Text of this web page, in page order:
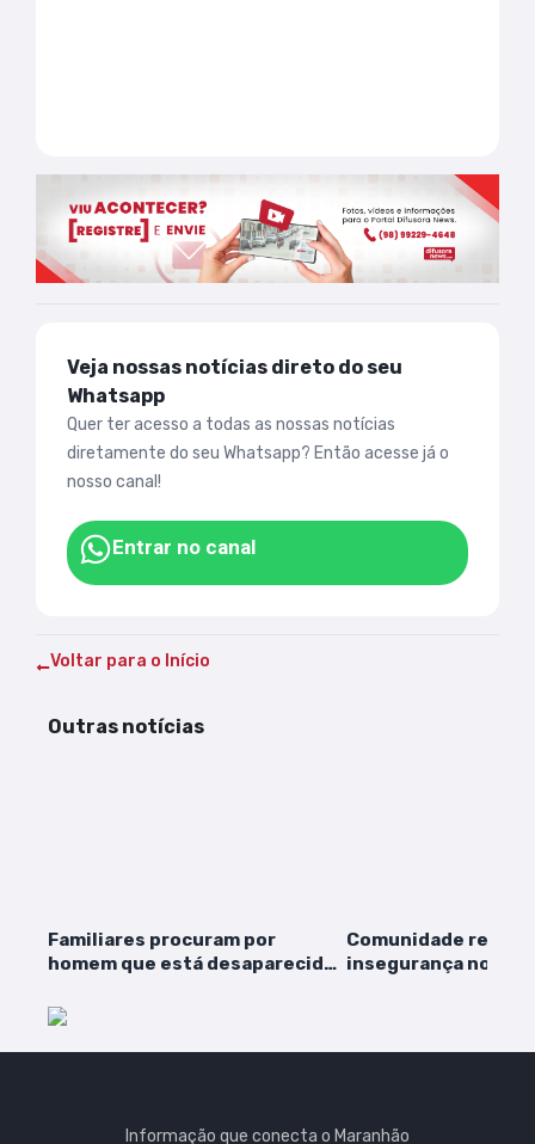
Veja nossas notícias direto do seu
Whatsapp
Quer ter acesso a todas as nossas notícias
diretamente do seu Whatsapp? Então acesse já o
nosso canal!
Entrar no canal
Voltar para o Início
Outras notícias
Familiares procuram por
homem que está desaparecido
Comunidade
insegurança no
Informação que conecta o Maranhão